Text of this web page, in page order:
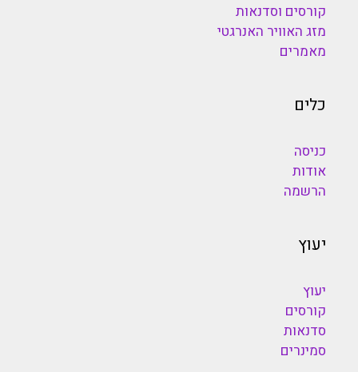
קורסים וסדנאות
מזג האוויר האנרגטי
מאמרים
כלים
כניסה
אודות
הרשמה
יעוץ
יעוץ
קורסים
סדנאות
סמינרים